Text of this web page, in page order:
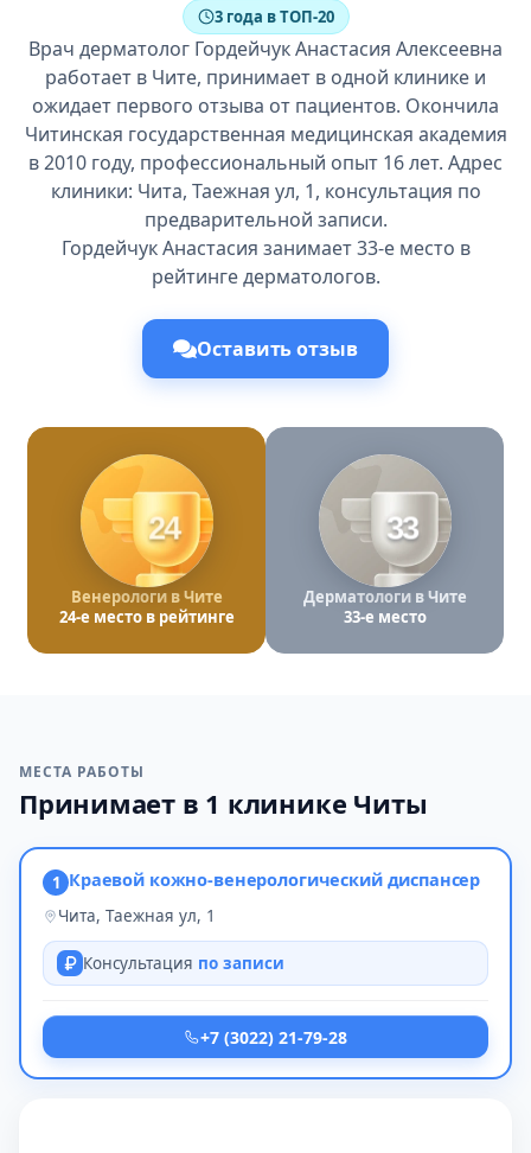
3 года в ТОП-20
Врач дерматолог Гордейчук Анастасия Алексеевна
работает в Чите, принимает в одной клинике и
ожидает первого отзыва от пациентов. Окончила
Читинская государственная медицинская академия
в 2010 году, профессиональный опыт 16 лет. Адрес
клиники: Чита, Таежная ул, 1, консультация по
предварительной записи.
Гордейчук Анастасия занимает 33-е место в
рейтинге дерматологов.
Оставить отзыв
24
Венерологи в Чите
24-е место в рейтинге
33
Дерматологи в Чите
33-е место
МЕСТА РАБОТЫ
Принимает в 1 клинике Читы
1 Краевой кожно-венерологический диспансер
Чита, Таежная ул, 1
Консультация по записи
+7 (3022) 21-79-28